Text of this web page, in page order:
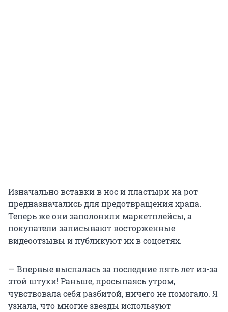
Изначально вставки в нос и пластыри на рот
предназначались для предотвращения храпа.
Теперь же они заполонили маркетплейсы, а
покупатели записывают восторженные
видеоотзывы и публикуют их в соцсетях.
— Впервые выспалась за последние пять лет из-за
этой штуки! Раньше, просыпаясь утром,
чувствовала себя разбитой, ничего не помогало. Я
узнала, что многие звезды используют